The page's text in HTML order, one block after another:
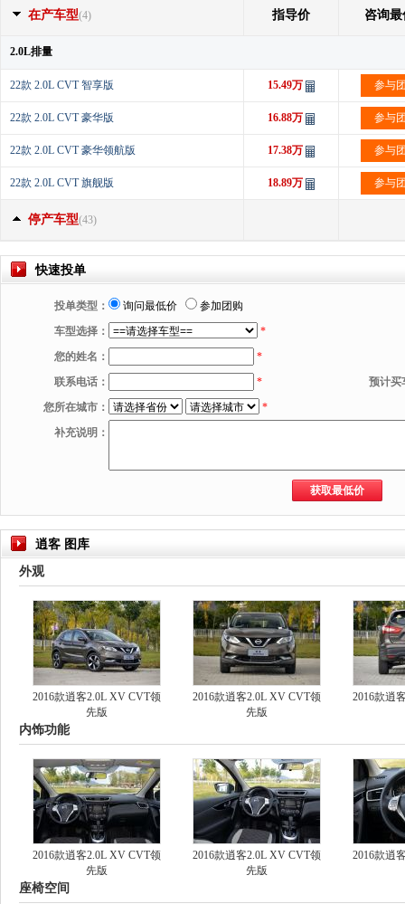
在产车型(4) 指导价 咨询最
2.0L排量
22款 2.0L CVT 智享版 15.49万 参与
22款 2.0L CVT 豪华版 16.88万 参与
22款 2.0L CVT 豪华领航版 17.38万 参与
22款 2.0L CVT 旗舰版 18.89万 参与
停产车型(43)
快速投单
投单类型： 询问最低价
参加团购
车型选择：
*
您的姓名：
*
联系电话：
*
预计买
您所在城市：
*
补充说明：
逍客 图库
外观
2016款逍客2.0L XV CVT领
先版
2016款逍客2.0L XV CVT领
先版
2016款逍
内饰功能
2016款逍客2.0L XV CVT领
先版
2016款逍客2.0L XV CVT领
先版
2016款逍
座椅空间